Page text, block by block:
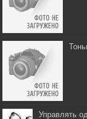
Управлять